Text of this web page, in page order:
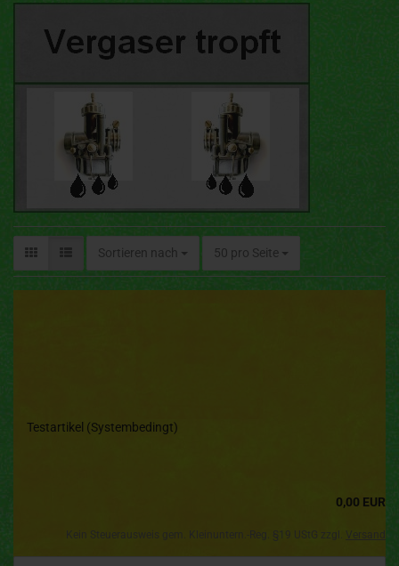
Sortieren nach 50 pro Seite
Testartikel (Systembedingt)
0,00 EUR
Kein Steuerausweis gem. Kleinuntern.-Reg. §19 UStG zzgl. Versand